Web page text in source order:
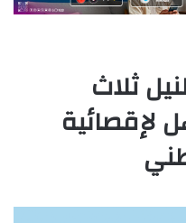
ثلاث
لإقصائية